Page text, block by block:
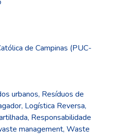
de Campinas (PUC-
urbanos, Resíduos de
, Logística Reversa,
, Responsabilidade
management, Waste